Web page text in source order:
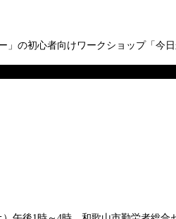
の初心者向けワークショップ「今